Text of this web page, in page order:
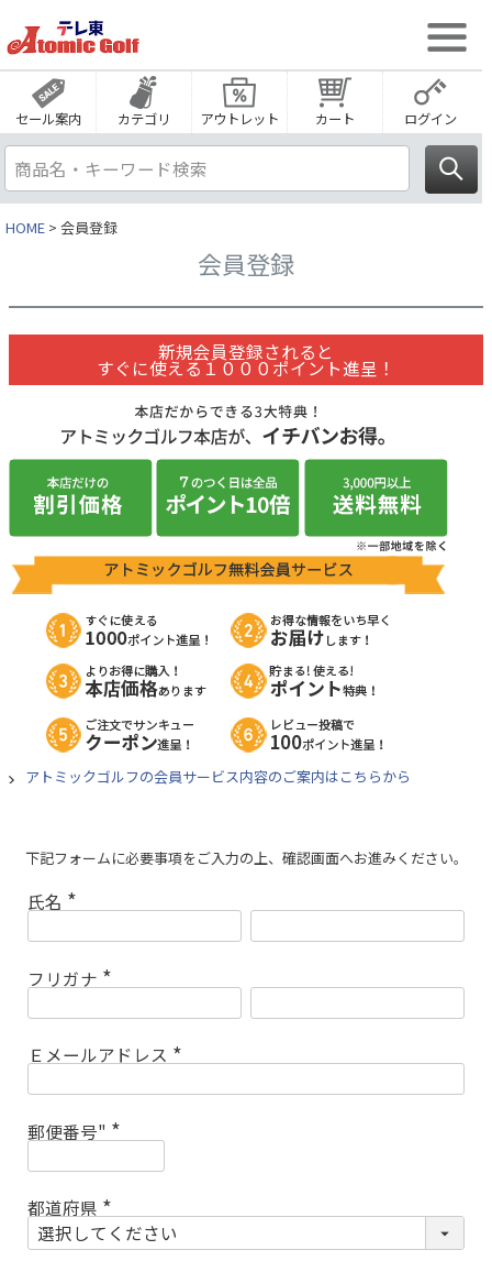
セール案内 カテゴリ アウトレット カート ログイン
HOME 会員登録
会員登録
新規会員登録されると
すぐに使える１０００ポイント進呈！
アトミックゴルフの会員サービス内容のご案内はこちらから
下記フォームに必要事項をご入力の上、確認画面へお進みください。
氏名
(
必
)
フリガナ
(
必
)
Ｅメールアドレス
(
必
郵便番号"
(
必
都道府県
(
必